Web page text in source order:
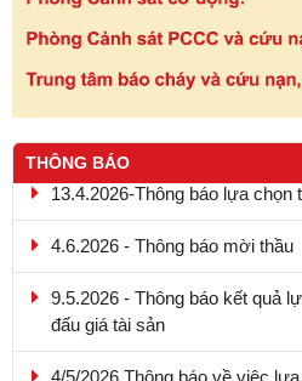
THÔNG BÁO
13.4.2026-Thông báo lựa chọn
4.6.2026 - Thông báo mời thầu
9.5.2026 - Thông báo kết quả
đấu giá tài sản
4/5/2026 Thông báo về việc